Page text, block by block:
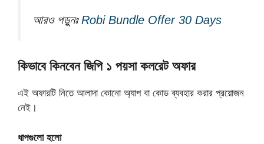
আরও পড়ুনঃRobi Bundle Offer 30 Days
কিভাবে কিনবেন জিপি ১ পয়সা কলরেট অফার
এই অফারটি নিতে আলাদা কোনো অ্যাপ বা কোড ব্যবহার করার প্রয়োজন
নেই।
ধাপগুলো হলো